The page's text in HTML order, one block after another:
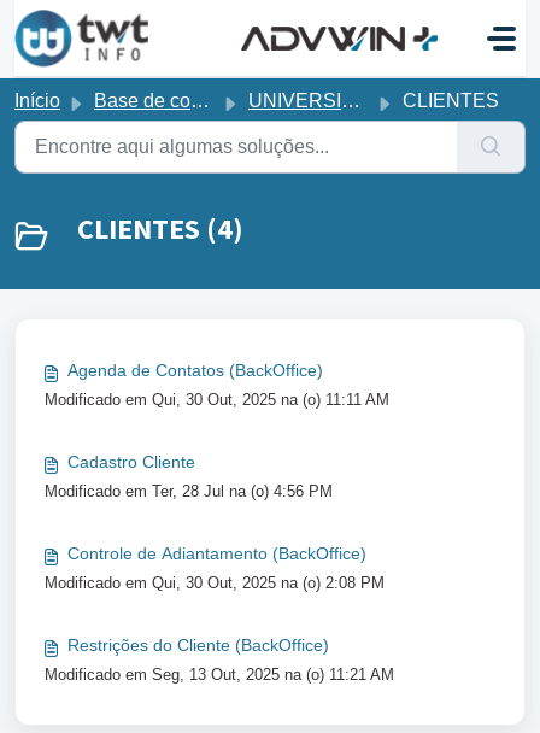
Ir para o conteúdo principal
Início Base de conhecimento UNIVERSIDADE CLIENTES
CLIENTES (4)
Agenda de Contatos (BackOffice)
Modificado em Qui, 30 Out, 2025 na (o) 11:11 AM
Cadastro Cliente
Modificado em Ter, 28 Jul na (o) 4:56 PM
Controle de Adiantamento (BackOffice)
Modificado em Qui, 30 Out, 2025 na (o) 2:08 PM
Restrições do Cliente (BackOffice)
Modificado em Seg, 13 Out, 2025 na (o) 11:21 AM